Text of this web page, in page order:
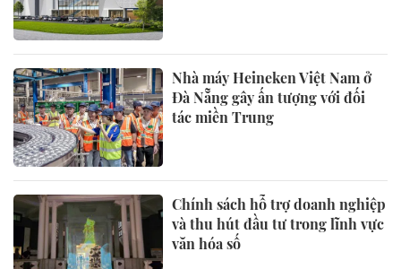
Nhà máy Heineken Việt Nam ở
Đà Nẵng gây ấn tượng với đối
tác miền Trung
Chính sách hỗ trợ doanh nghiệp
và thu hút đầu tư trong lĩnh vực
văn hóa số